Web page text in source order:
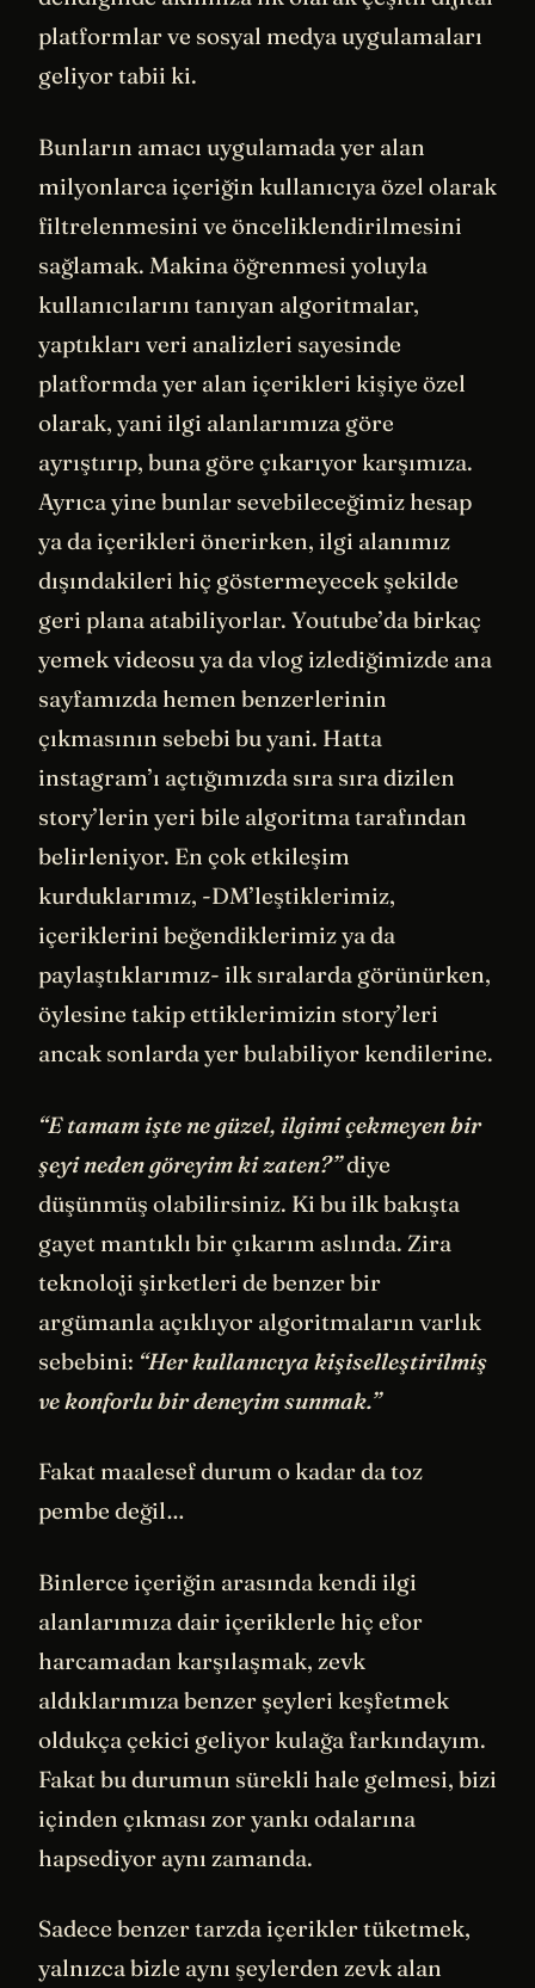
platformlar ve sosyal medya uygulamaları
geliyor tabii ki.
Bunların amacı uygulamada yer alan
milyonlarca içeriğin kullanıcıya özel olarak
filtrelenmesini ve önceliklendirilmesini
sağlamak. Makina öğrenmesi yoluyla
kullanıcılarını tanıyan algoritmalar,
yaptıkları veri analizleri sayesinde
platformda yer alan içerikleri kişiye özel
olarak, yani ilgi alanlarımıza göre
ayrıştırıp, buna göre çıkarıyor karşımıza.
Ayrıca yine bunlar sevebileceğimiz hesap
ya da içerikleri önerirken, ilgi alanımız
dışındakileri hiç göstermeyecek şekilde
geri plana atabiliyorlar. Youtube’da birkaç
yemek videosu ya da vlog izlediğimizde ana
sayfamızda hemen benzerlerinin
çıkmasının sebebi bu yani. Hatta
instagram’ı açtığımızda sıra sıra dizilen
story’lerin yeri bile algoritma tarafından
belirleniyor. En çok etkileşim
kurduklarımız, -DM’leştiklerimiz,
içeriklerini beğendiklerimiz ya da
paylaştıklarımız- ilk sıralarda görünürken,
öylesine takip ettiklerimizin story’leri
ancak sonlarda yer bulabiliyor kendilerine.
“E tamam işte ne güzel, ilgimi çekmeyen bir
şeyi neden göreyim ki zaten?”diye
düşünmüş olabilirsiniz. Ki bu ilk bakışta
gayet mantıklı bir çıkarım aslında. Zira
teknoloji şirketleri de benzer bir
argümanla açıklıyor algoritmaların varlık
sebebini: “Her kullanıcıya kişiselleştirilmiş
ve konforlu bir deneyim sunmak.”
Fakat maalesef durum o kadar da toz
pembe değil…
Binlerce içeriğin arasında kendi ilgi
alanlarımıza dair içeriklerle hiç efor
harcamadan karşılaşmak, zevk
aldıklarımıza benzer şeyleri keşfetmek
oldukça çekici geliyor kulağa farkındayım.
Fakat bu durumun sürekli hale gelmesi, bizi
içinden çıkması zor yankı odalarına
hapsediyor aynı zamanda.
Sadece benzer tarzda içerikler tüketmek,
yalnızca bizle aynı şeylerden zevk alan